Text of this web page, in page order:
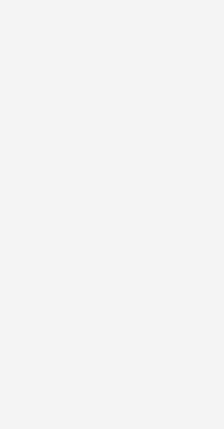
bohemia, en otras partes
lo institucional.
pueden encontrarse a
En un suburbio de
se sustituyen cada día
Chicano por los derechos
de reivindicaciones políticas
tradición, una comunidad y
The ReGeneration Project,
vigente que
proyectan imágenes digitales.
representando motivos
una importante herencia
artistas emergentes,